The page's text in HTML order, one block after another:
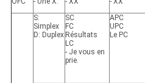
S:
Simplex
D: Duplex
SC
FC
Résultats
LC
- Je vous en
prie.
APC
UPC
Le PC